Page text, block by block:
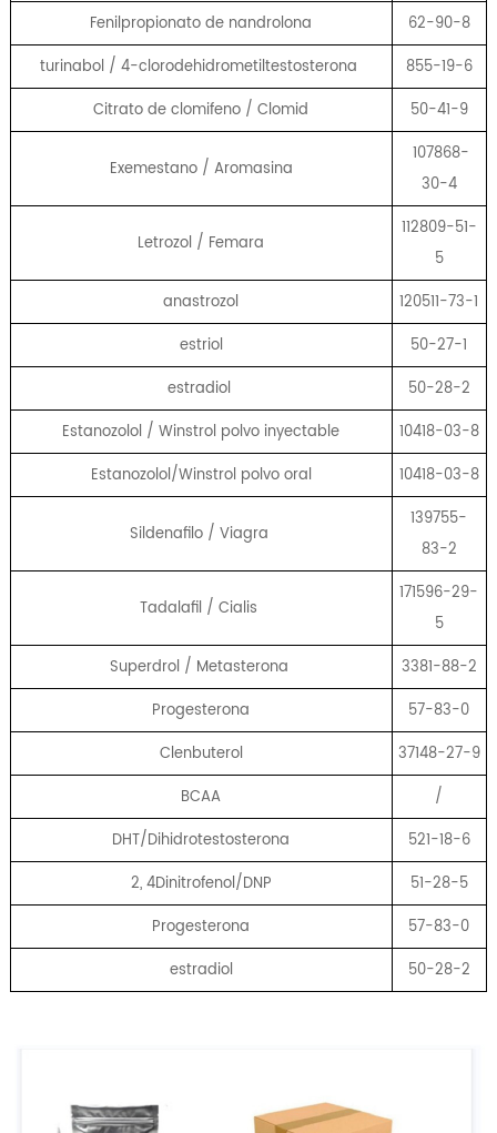
Fenilpropionato de nandrolona
62-90-8
turinabol / 4-clorodehidrometiltestosterona
855-19-6
Citrato de clomifeno / Clomid
50-41-9
Exemestano / Aromasina
107868-
30-4
Letrozol / Femara
112809-51-
5
anastrozol
120511-73-1
estriol
50-27-1
estradiol
50-28-2
Estanozolol / Winstrol polvo inyectable
10418-03-8
Estanozolol/Winstrol polvo oral
10418-03-8
Sildenafilo / Viagra
139755-
83-2
Tadalafil / Cialis
171596-29-
5
Superdrol / Metasterona
3381-88-2
Progesterona
57-83-0
Clenbuterol
37148-27-9
BCAA
/
DHT/Dihidrotestosterona
521-18-6
2, 4Dinitrofenol/DNP
51-28-5
Progesterona
57-83-0
estradiol
50-28-2